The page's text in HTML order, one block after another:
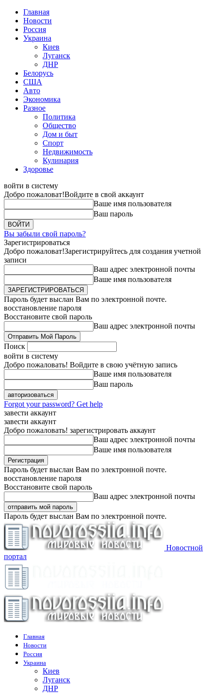
Главная
Новости
Россия
Украина
Киев
Луганск
ДНР
Белорусь
США
Авто
Экономика
Разное
Политика
Общество
Дом и быт
Спорт
Недвижимость
Кулинария
Здоровье
войти в систему
Добро пожаловат!Войдите в свой аккаунт
Ваше имя пользователя
Ваш пароль
Вы забыли свой пароль?
Зарегистрироваться
Добро пожаловат!Зарегистрируйтесь для создания учетной
записи
Ваш адрес электронной почты
Ваше имя пользователя
Пароль будет выслан Вам по электронной почте.
восстановление пароля
Восстановите свой пароль
Ваш адрес электронной почты
Поиск
войти в систему
Добро пожаловать! Войдите в свою учётную запись
Ваше имя пользователя
Ваш пароль
Forgot your password? Get help
завести аккаунт
завести аккаунт
Добро пожаловать! зарегистрировать аккаунт
Ваш адрес электронной почты
Ваше имя пользователя
Пароль будет выслан Вам по электронной почте.
восстановление пароля
Восстановите свой пароль
Ваш адрес электронной почты
Пароль будет выслан Вам по электронной почте.
Новостной
портал
Главная
Новости
Россия
Украина
Киев
Луганск
ДНР